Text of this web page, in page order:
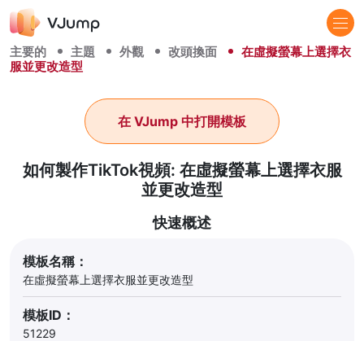
主要的 主題 外觀 改頭換面
在虛擬螢幕上選擇衣
服並更改造型
如何製作TikTok視頻: 在虛擬螢幕上選擇衣服
並更改造型
在 VJump 中打開模板
快速概述
模板名稱：
在虛擬螢幕上選擇衣服並更改造型
模板ID：
51229